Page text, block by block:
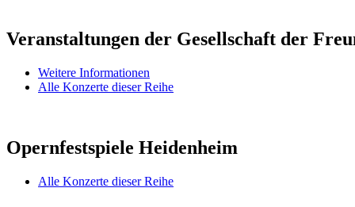
Veranstaltungen der Gesellschaft der
Weitere Informationen
Alle Konzerte dieser Reihe
Opernfestspiele Heidenheim
Alle Konzerte dieser Reihe